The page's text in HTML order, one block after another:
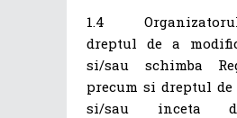
1.4 Organizatorul
dreptul de a
si/sau schimba
precum si dreptul de
si/sau inceta